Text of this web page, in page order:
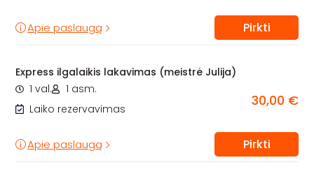
Apie paslaugą Pirkti
Express ilgalaikis lakavimas (meistrė Julija)
1 val.
1 asm.
Laiko rezervavimas
30,00 €
Apie paslaugą Pirkti